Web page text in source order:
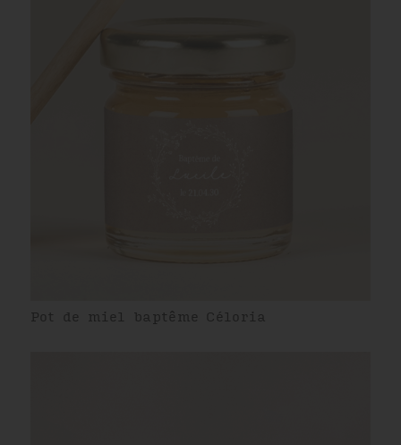
Pot de miel baptême Céloria